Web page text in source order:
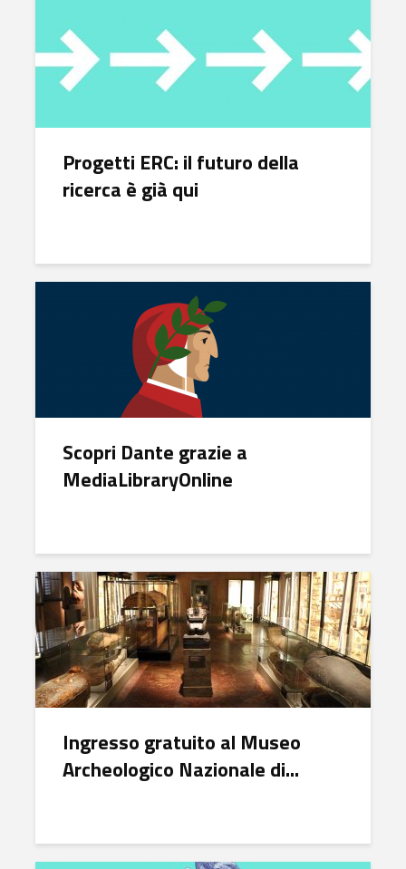
Progetti ERC: il futuro della
ricerca è già qui
Scopri Dante grazie a
MediaLibraryOnline
Ingresso gratuito al Museo
Archeologico Nazionale di...